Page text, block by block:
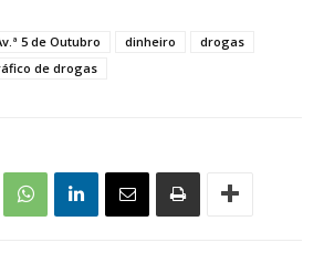
5 de Outubro dinheiro
drogas
de drogas